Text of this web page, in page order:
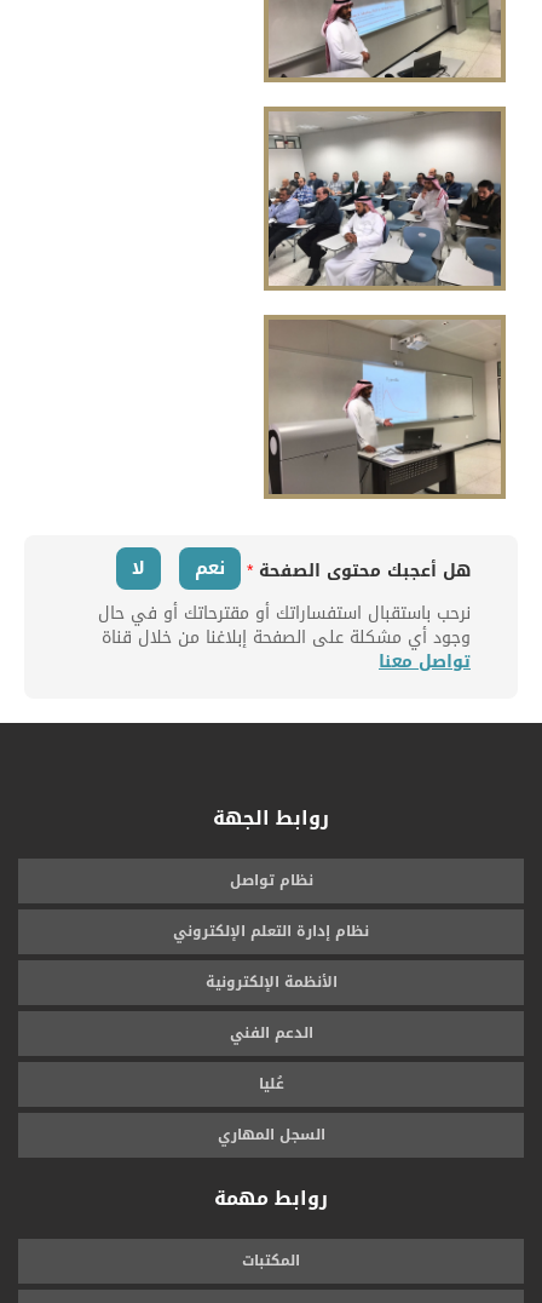
هل أعجبك محتوى الصفحة * نعم لا
نرحب باستقبال استفساراتك أو مقترحاتك أو في حال
وجود أي مشكلة على الصفحة إبلاغنا من خلال قناة
تواصل معنا
روابط الجهة
نظام تواصل
نظام إدارة التعلم الإلكتروني
الأنظمة الإلكترونية
الدعم الفني
عُليا
السجل المهاري
روابط مهمة
المكتبات